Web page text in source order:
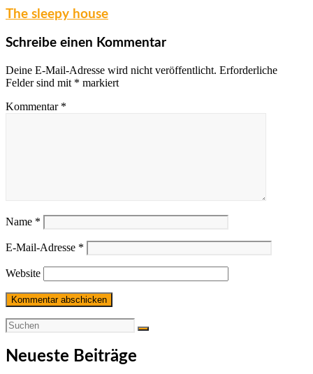
The sleepy house
Schreibe einen Kommentar
Deine E-Mail-Adresse wird nicht veröffentlicht. Erforderliche
Felder sind mit * markiert
Kommentar *
Name *
E-Mail-Adresse *
Website
Neueste Beiträge